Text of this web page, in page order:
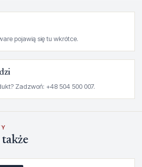
pojawią się tu wkrótce.
Zadzwoń: +48 504 500 007.